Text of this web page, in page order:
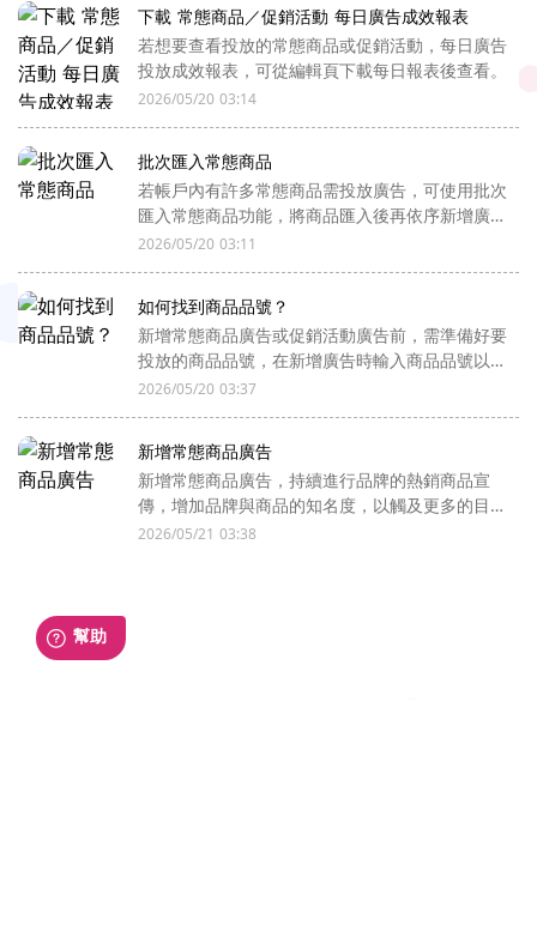
下載 常態商品／促銷活動 每日廣告成效報表
若想要查看投放的常態商品或促銷活動，每日廣告
投放成效報表，可從編輯頁下載每日報表後查看。
2026/05/20 03:14
批次匯入常態商品
若帳戶內有許多常態商品需投放廣告，可使用批次
匯入常態商品功能，將商品匯入後再依序新增廣告
做投放。
2026/05/20 03:11
如何找到商品品號？
新增常態商品廣告或促銷活動廣告前，需準備好要
投放的商品品號，在新增廣告時輸入商品品號以利
系統抓取商品資訊
2026/05/20 03:37
新增常態商品廣告
新增常態商品廣告，持續進行品牌的熱銷商品宣
傳，增加品牌與商品的知名度，以觸及更多的目標
廣告對象。
2026/05/21 03:38